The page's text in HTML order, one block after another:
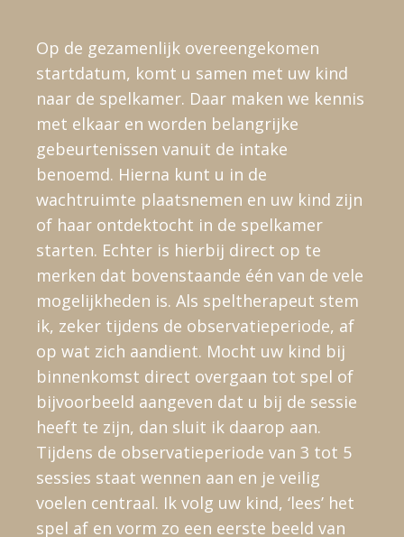
Op de gezamenlijk overeengekomen
startdatum, komt u samen met uw kind
naar de spelkamer. Daar maken we kennis
met elkaar en worden belangrijke
gebeurtenissen vanuit de intake
benoemd. Hierna kunt u in de
wachtruimte plaatsnemen en uw kind zijn
of haar ontdektocht in de spelkamer
starten. Echter is hierbij direct op te
merken dat bovenstaande één van de vele
mogelijkheden is. Als speltherapeut stem
ik, zeker tijdens de observatieperiode, af
op wat zich aandient. Mocht uw kind bij
binnenkomst direct overgaan tot spel of
bijvoorbeeld aangeven dat u bij de sessie
heeft te zijn, dan sluit ik daarop aan.
Tijdens de observatieperiode van 3 tot 5
sessies staat wennen aan en je veilig
voelen centraal. Ik volg uw kind, ‘lees’ het
spel af en vorm zo een eerste beeld van